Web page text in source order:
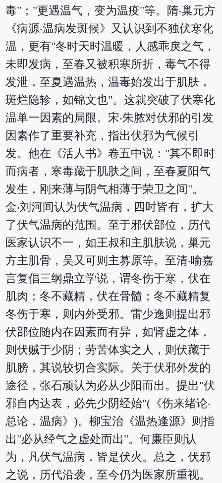
毒"；"更遇温气，变为温疫"等。隋‧巢元方
《病源‧温病发斑候》又认识到不独伏寒化
温，更有"冬时天时温暖，人感乖戾之气，
未即发病，至春又被积寒所折，毒气不得
发泄，至夏遇温热，温毒始发出于肌肤，
斑烂隐轸，如锦文也"。这就突破了伏寒化
温单一因素的局限。宋‧朱脓对伏邪的引发
因素作了重要补充，指出伏邪为气候引
发。他在《活人书》卷五中说："其不即时
而病者，寒毒藏于肌肤之间，至春夏阳气
发生，刚来薄与阴气相薄于荣卫之间"。
金‧刘河间认为伏气温病，四时皆有，扩大
了伏气温病的范围。至于邪伏部位，历代
医家认识不一，如王叔和主肌肤说，巢元
方主肌骨，吴又可则主募原等。至清‧喻嘉
言复倡三纲鼎立学说，谓冬伤于寒，伏在
肌肉；冬不藏精，伏在骨髓；冬不藏精复
冬伤于寒，则内外受邪。雷少逸则提出邪
伏部位随内在因素而有异，如肾虚之体，
则伏贼于少阴；劳苦体实之人，则伏藏于
肌膀，其说较切合实际。关于伏邪外发的
途径，张石顽认为必从少阳而出。提出"伏
邪自内达表，必先少阴经始"(《伤来绪论‧
总论，温病》)。柳宝治《温热逢源》则指
出"必从经气之虚处而出"。何廉臣则认
为，凡伏气温病，皆是伏火。总之，伏邪
之说，历代沿袭，至今仍为医家所重视。